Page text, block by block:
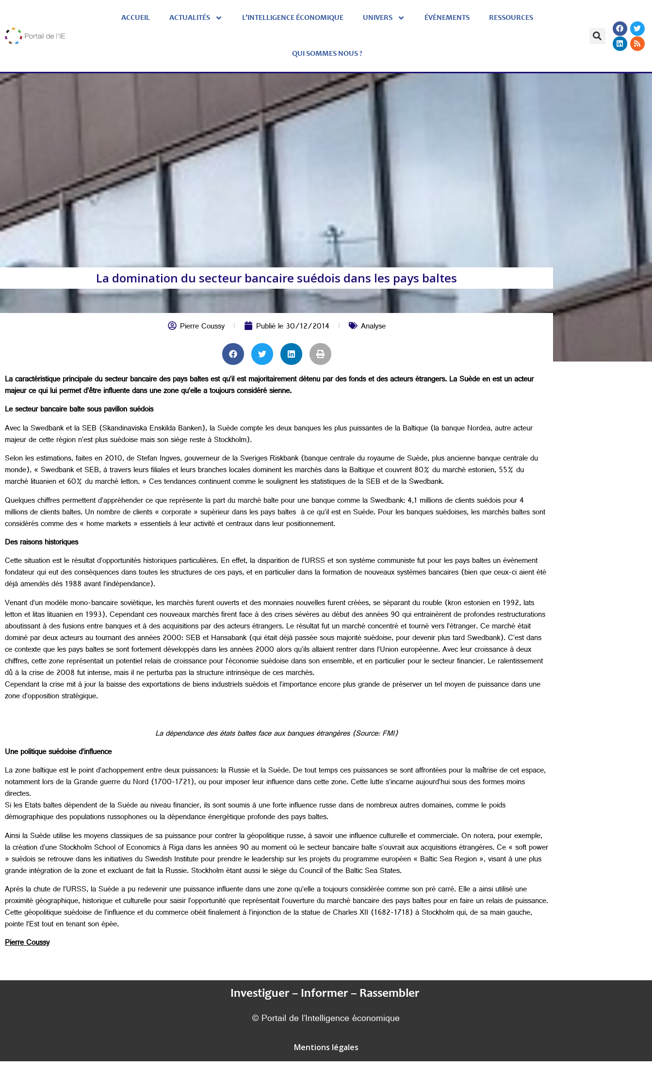
ACCUEIL ACTUALITÉS L’INTELLIGENCE ÉCONOMIQUE UNIVERS ÉVÈNEMENTS RESSOURCES
QUI SOMMES NOUS ?
La domination du secteur bancaire suédois dans les pays baltes
Pierre Coussy Publié le30/12/2014 Analyse
La caractéristique principale du secteur bancaire des pays baltes est qu’il est majoritairement détenu par des fonds et des acteurs étrangers. La Suède en est un acteur
majeur ce qui lui permet d’être influente dans une zone qu’elle a toujours considéré sienne.
Le secteur bancaire balte sous pavillon suédois
Avec la Swedbank et la SEB (Skandinaviska Enskilda Banken), la Suède compte les deux banques les plus puissantes de la Baltique (la banque Nordea, autre acteur
majeur de cette région n’est plus suédoise mais son siège reste à Stockholm).
Selon les estimations, faites en 2010, de Stefan Ingves, gouverneur de la Sveriges Riskbank (banque centrale du royaume de Suède, plus ancienne banque centrale du
monde), « Swedbank et SEB, à travers leurs filiales et leurs branches locales dominent les marchés dans la Baltique et couvrent 80% du marché estonien, 55% du
marché lituanien et 60% du marché letton. » Ces tendances continuent comme le soulignent les statistiques de la SEB et de la Swedbank.
Quelques chiffres permettent d’appréhender ce que représente la part du marché balte pour une banque comme la Swedbank: 4,1 millions de clients suédois pour 4
millions de clients baltes. Un nombre de clients « corporate » supérieur dans les pays baltes à ce qu’il est en Suède. Pour les banques suédoises, les marchés baltes sont
considérés comme des « home markets » essentiels à leur activité et centraux dans leur positionnement.
Des raisons historiques
Cette situation est le résultat d’opportunités historiques particulières. En effet, la disparition de l’URSS et son système communiste fut pour les pays baltes un évènement
fondateur qui eut des conséquences dans toutes les structures de ces pays, et en particulier dans la formation de nouveaux systèmes bancaires (bien que ceux-ci aient été
déjà amendés dès 1988 avant l’indépendance).
Venant d’un modèle mono-bancaire soviétique, les marchés furent ouverts et des monnaies nouvelles furent créées, se séparant du rouble (kron estonien en 1992, lats
letton et litas lituanien en 1993). Cependant ces nouveaux marchés firent face à des crises sévères au début des années 90 qui entrainèrent de profondes restructurations
aboutissant à des fusions entre banques et à des acquisitions par des acteurs étrangers. Le résultat fut un marché concentré et tourné vers l’étranger. Ce marché était
dominé par deux acteurs au tournant des années 2000: SEB et Hansabank (qui était déjà passée sous majorité suédoise, pour devenir plus tard Swedbank). C’est dans
ce contexte que les pays baltes se sont fortement développés dans les années 2000 alors qu’ils allaient rentrer dans l’Union européenne. Avec leur croissance à deux
chiffres, cette zone représentait un potentiel relais de croissance pour l’économie suédoise dans son ensemble, et en particulier pour le secteur financier. Le ralentissement
dû à la crise de 2008 fut intense, mais il ne perturba pas la structure intrinsèque de ces marchés.
Cependant la crise mit à jour la baisse des exportations de biens industriels suédois et l’importance encore plus grande de préserver un tel moyen de puissance dans une
zone d’opposition stratégique.
La dépendance des états baltes face aux banques étrangères (Source: FMI)
Une politique suédoise d’influence
La zone baltique est le point d’achoppement entre deux puissances: la Russie et la Suède. De tout temps ces puissances se sont affrontées pour la maîtrise de cet espace,
notamment lors de la Grande guerre du Nord (1700-1721), ou pour imposer leur influence dans cette zone. Cette lutte s’incarne aujourd’hui sous des formes moins
directes.
Si les Etats baltes dépendent de la Suède au niveau financier, ils sont soumis à une forte influence russe dans de nombreux autres domaines, comme le poids
démographique des populations russophones ou la dépendance énergétique profonde des pays baltes.
Ainsi la Suède utilise les moyens classiques de sa puissance pour contrer la géopolitique russe, à savoir une influence culturelle et commerciale. On notera, pour exemple,
la création d’une Stockholm School of Economics à Riga dans les années 90 au moment où le secteur bancaire balte s’ouvrait aux acquisitions étrangères. Ce « soft power
» suédois se retrouve dans les initiatives du Swedish Institute pour prendre le leadership sur les projets du programme européen « Baltic Sea Region », visant à une plus
grande intégration de la zone et excluant de fait la Russie. Stockholm étant aussi le siège du Council of the Baltic Sea States.
Après la chute de l’URSS, la Suède a pu redevenir une puissance influente dans une zone qu’elle a toujours considérée comme son pré carré. Elle a ainsi utilisé une
proximité géographique, historique et culturelle pour saisir l’opportunité que représentait l’ouverture du marché bancaire des pays baltes pour en faire un relais de puissance.
Cette géopolitique suédoise de l’influence et du commerce obéit finalement à l’injonction de la statue de Charles XII (1682-1718) à Stockholm qui, de sa main gauche,
pointe l’Est tout en tenant son épée.
Pierre Coussy
Investiguer – Informer – Rassembler
© Portail de l’Intelligence économique
Mentions légales